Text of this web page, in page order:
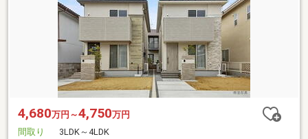
4,680万円～4,750万円
間取り
3LDK～4LDK